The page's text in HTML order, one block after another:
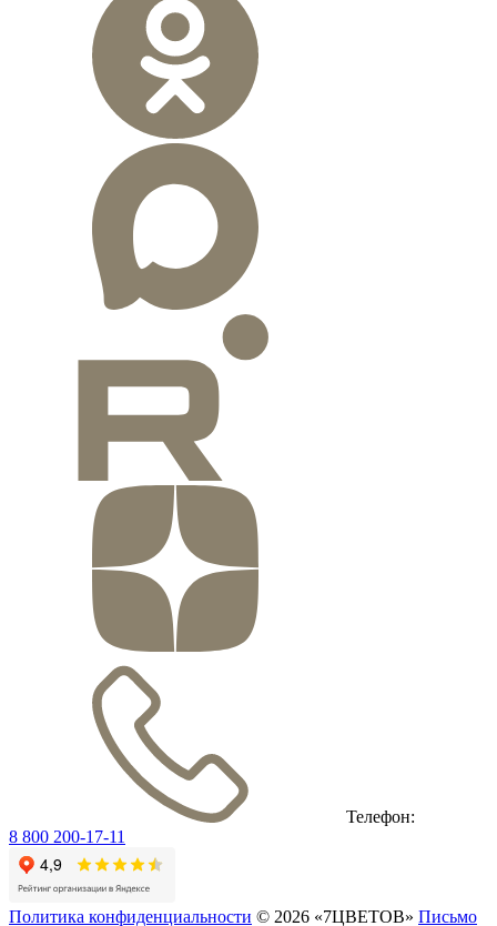
Телефон:
8 800 200-17-11
Политика конфиденциальности © 2026 «7ЦВЕТОВ» Письмо